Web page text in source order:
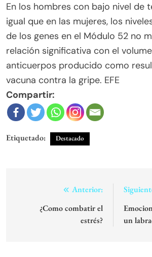
En los hombres con bajo nivel de
igual que en las mujeres, los
de los genes en el Módulo 52 no
relación significativa con el
anticuerpos producido como
vacuna contra la gripe. EFE
Compartir:
Etiquetado: Destacado
NavegaciónAnterior:
¿Como combatir el
estrés?
un